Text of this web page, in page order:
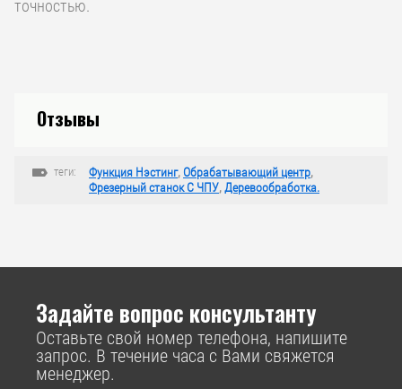
точностью.
Отзывы
теги: Функция Нэстинг, Обрабатывающий центр,
Фрезерный станок С ЧПУ,Деревообработка.
Задайте вопрос консультанту
Оставьте свой номер телефона, напишите
запрос. В течение часа с Вами свяжется
менеджер.